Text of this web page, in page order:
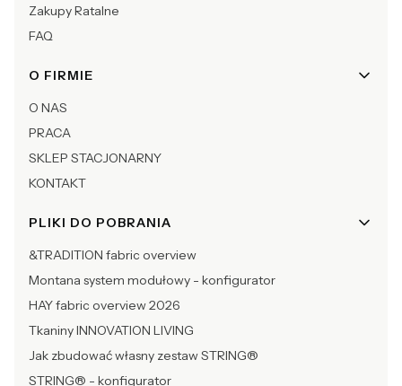
Zakupy Ratalne
FAQ
O FIRMIE
O NAS
PRACA
SKLEP STACJONARNY
KONTAKT
PLIKI DO POBRANIA
&TRADITION fabric overview
Montana system modułowy - konfigurator
HAY fabric overview 2026
Tkaniny INNOVATION LIVING
Jak zbudować własny zestaw STRING®
STRING® - konfigurator